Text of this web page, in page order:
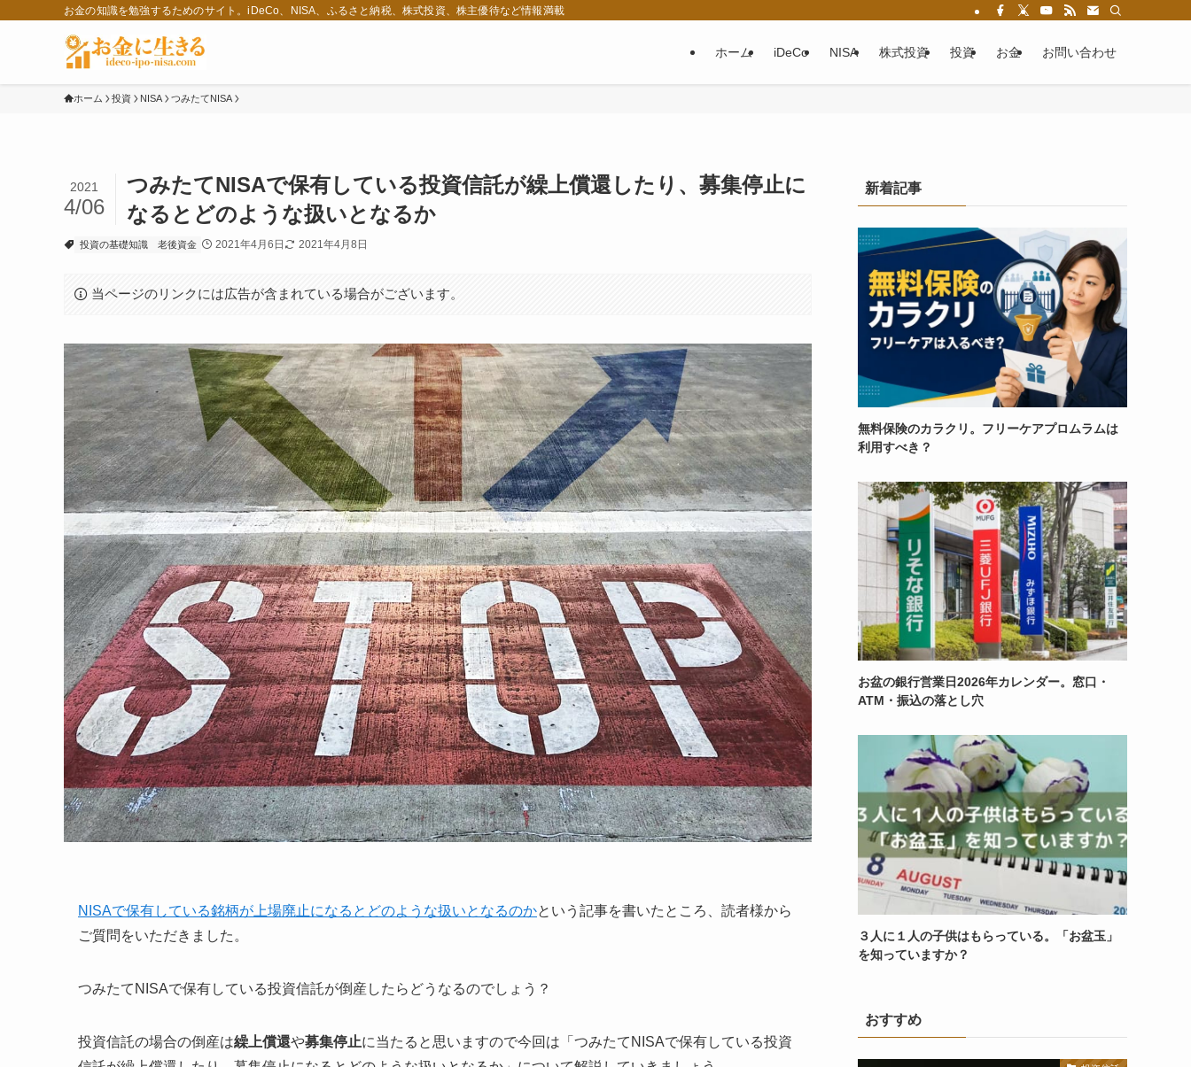
お金の知識を勉強するためのサイト。iDeCo、NISA、ふるさと納税、株式投資、株主優待など情報満載
ホーム iDeCo NISA 株式投資 投資 お金 お問い合わせ
ホーム 投資 NISA つみたてNISA
つみたてNISAで保有している投資信託が繰上償還したり、募集停止に
なるとどのような扱いとなるか
2021
4/06
投資の基礎知識 老後資金 2021年4月6日 2021年4月8日
当ページのリンクには広告が含まれている場合がございます。
NISAで保有している銘柄が上場廃止になるとどのような扱いとなるのかという記事を書いたところ、読者様から
ご質問をいただきました。
つみたてNISAで保有している投資信託が倒産したらどうなるのでしょう？
投資信託の場合の倒産は繰上償還や募集停止に当たると思いますので今回は「つみたてNISAで保有している投資
新着記事
無料保険のカラクリ。フリーケアプロムラムは
利用すべき？
お盆の銀行営業日2026年カレンダー。窓口・
ATM・振込の落とし穴
３人に１人の子供はもらっている。「お盆玉」
を知っていますか？
おすすめ